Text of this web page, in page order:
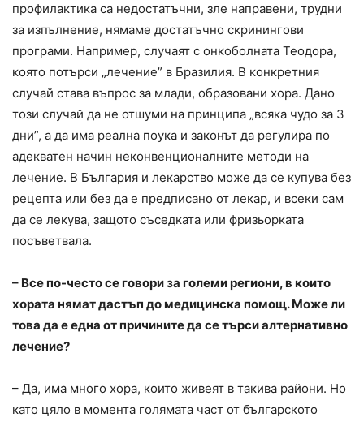
профилактика са недостатъчни, зле направени, трудни
за изпълнение, нямаме достатъчно скринингови
програми. Например, случаят с онкоболната Теодора,
която потърси „лечение” в Бразилия. В конкретния
случай става въпрос за млади, образовани хора. Дано
този случай да не отшуми на принципа „всяка чудо за 3
дни”, а да има реална поука и законът да регулира по
адекватен начин неконвенционалните методи на
лечение. В България и лекарство може да се купува без
рецепта или без да е предписано от лекар, и всеки сам
да се лекува, защото съседката или фризьорката
посъветвала.
– Все по-често се говори за големи региони, в които
хората нямат дастъп до медицинска помощ. Може ли
това да е една от причините да се търси алтернативно
лечение?
– Да, има много хора, които живеят в такива райони. Но
като цяло в момента голямата част от българското